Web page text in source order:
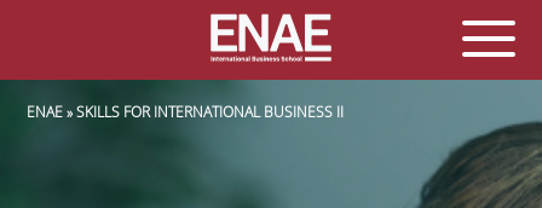
SOBRESCRIBIR ENLACES DE AYUDA A LA NAVEGACIÓN
ENAE SKILLS FOR INTERNATIONAL BUSINESS II